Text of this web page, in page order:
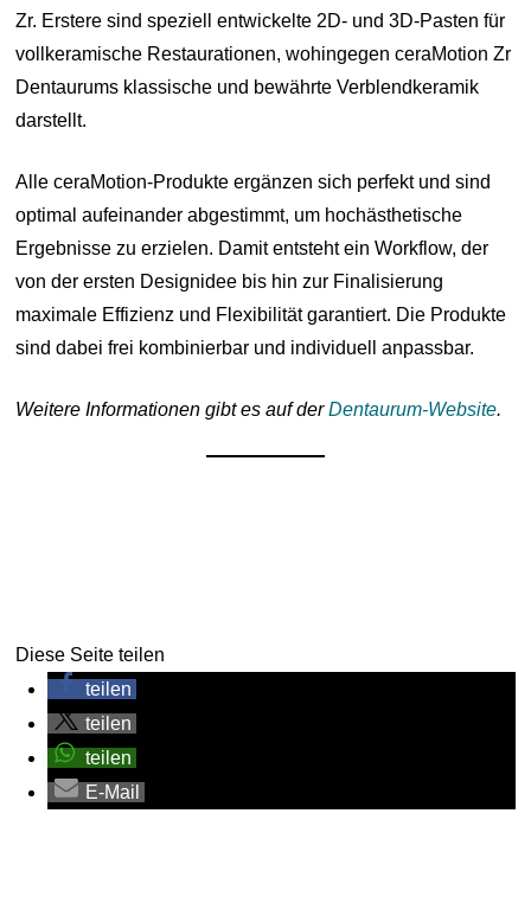
Zr. Erstere sind speziell entwickelte 2D- und 3D-Pasten für
vollkeramische Restaurationen, wohingegen ceraMotion Zr
Dentaurums klassische und bewährte Verblendkeramik
darstellt.
Alle ceraMotion-Produkte ergänzen sich perfekt und sind
optimal aufeinander abgestimmt, um hochästhetische
Ergebnisse zu erzielen. Damit entsteht ein Workflow, der
von der ersten Designidee bis hin zur Finalisierung
maximale Effizienz und Flexibilität garantiert. Die Produkte
sind dabei frei kombinierbar und individuell anpassbar.
Weitere Informationen gibt es auf derDentaurum-Website.
Diese Seite teilen
teilen
teilen
teilen
E-Mail